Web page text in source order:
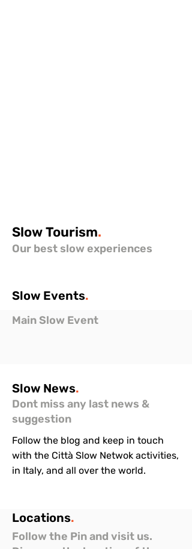
SlowTourism.
Our best slow experiences
Slow Events.
Main Slow Event
Slow News.
Dont miss any last news &
suggestion
Follow the blog and keep in touch
with the Città Slow Netwok activities,
in Italy, and all over the world.
Locations.
Follow the Pin and visit us.